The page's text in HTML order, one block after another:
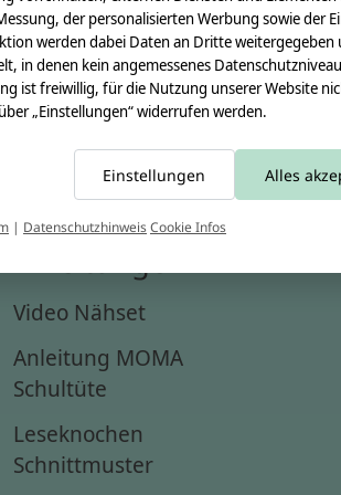
Video Nähset
Anleitung MOMA
Schultüte
Leseknochen
Schnittmuster
der personalisierten Werbung sowie der
werden dabei Daten an Dritte
in denen kein angemessenes
ist freiwillig, für die Nutzung unserer Website
„Einstellungen“ widerrufen werden.
Einstellungen Alles
| DatenschutzhinweisCookie Infos